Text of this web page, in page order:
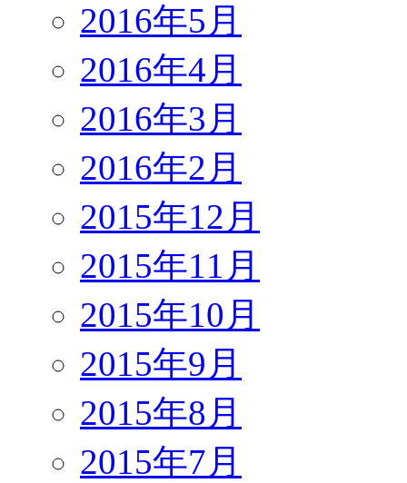
2016年5月
2016年4月
2016年3月
2016年2月
2015年12月
2015年11月
2015年10月
2015年9月
2015年8月
2015年7月